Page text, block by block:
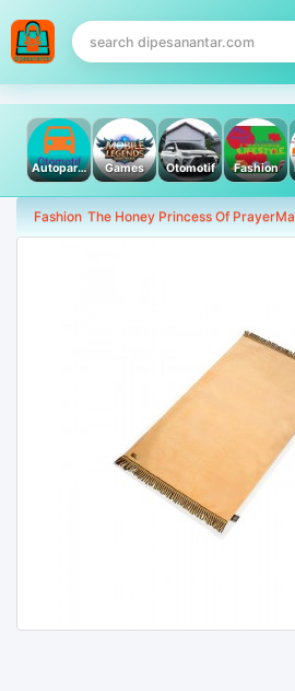
Autoparts Games Otomotif Fashion
Fashion The Honey Princess Of PrayerMa